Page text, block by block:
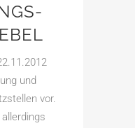
und
vor.